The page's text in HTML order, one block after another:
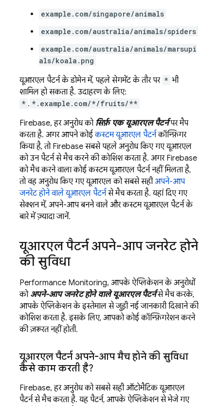
example.com/singapore/animals
example.com/australia/animals/spiders
example.com/australia/animals/marsupi
als/koala.png
यूआरएल पैटर्न के डोमेन में, पहले सेगमेंट के तौर पर * भी
शामिल हो सकता है. उदाहरण के लिए:
* . *.example.com/*/fruits/**
Firebase, हर अनुरोध को सिर्फ़ एक यूआरएल पैटर्नपर मैप
करता है. अगर आपने कोईकस्टम यूआरएल पैटर्नकॉन्फ़िगर
किया है, तो Firebase सबसे पहले अनुरोध किए गए यूआरएल
को उन पैटर्न से मैच करने की कोशिश करता है. अगर Firebase
को मैच करने वाला कोई कस्टम यूआरएल पैटर्न नहीं मिलता है,
तो वह अनुरोध किए गए यूआरएल को सबसे सहीअपने-आप
जनरेट होने वाले यूआरएल पैटर्नसे मैच करता है. यहां दिए गए
सेक्शन में, अपने-आप बनने वाले और कस्टम यूआरएल पैटर्न के
बारे में ज़्यादा जानें.
यूआरएल पैटर्न अपने-आप जनरेट होने
की सुविधा
Performance Monitoring, आपके ऐप्लिकेशन के अनुरोधों
को अपने-आप जनरेट होने वाले यूआरएल पैटर्नसे मैच करके,
आपके ऐप्लिकेशन के इस्तेमाल से जुड़ी नई जानकारी दिखाने की
कोशिश करता है. इसके लिए, आपको कोई कॉन्फ़िगरेशन करने
की ज़रूरत नहीं होती.
यूआरएल पैटर्न अपने-आप मैच होने की सुविधा
कैसे काम करती है?
Firebase, हर अनुरोध को सबसे सही ऑटोमैटिक यूआरएल
पैटर्न से मैच करता है. यह पैटर्न, आपके ऐप्लिकेशन से भेजे गए